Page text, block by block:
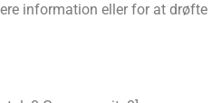
information eller for at drøfte